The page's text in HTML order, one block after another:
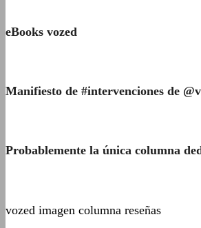
eBooks vozed
Manifiesto de #intervenciones de
Probablemente la única columna
vozed imagen columna reseñas